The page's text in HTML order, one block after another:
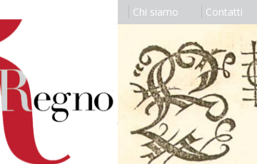
Chi siamo Contatti